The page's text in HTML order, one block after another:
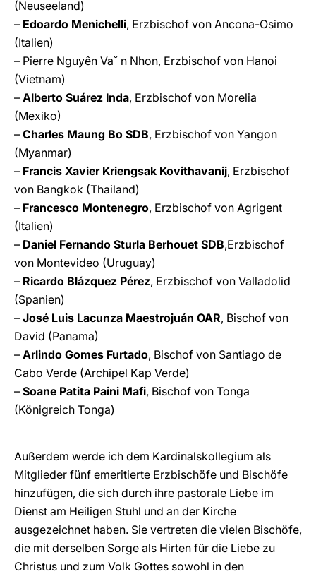
(Neuseeland)
– Edoardo Menichelli, Erzbischof von Ancona-Osimo
(Italien)
– Pierre Nguyên Va˘ n Nhon, Erzbischof von Hanoi
(Vietnam)
– Alberto Suárez Inda, Erzbischof von Morelia
(Mexiko)
– Charles Maung Bo SDB, Erzbischof von Yangon
(Myanmar)
– Francis Xavier Kriengsak Kovithavanij, Erzbischof
von Bangkok (Thailand)
– Francesco Montenegro, Erzbischof von Agrigent
(Italien)
– Daniel Fernando Sturla Berhouet SDB,Erzbischof
von Montevideo (Uruguay)
– Ricardo Blázquez Pérez, Erzbischof von Valladolid
(Spanien)
– José Luis Lacunza Maestrojuán OAR, Bischof von
David (Panama)
– Arlindo Gomes Furtado, Bischof von Santiago de
Cabo Verde (Archipel Kap Verde)
– Soane Patita Paini Mafi, Bischof von Tonga
(Königreich Tonga)
Außerdem werde ich dem Kardinalskollegium als
Mitglieder fünf emeritierte Erzbischöfe und Bischöfe
hinzufügen, die sich durch ihre pastorale Liebe im
Dienst am Heiligen Stuhl und an der Kirche
ausgezeichnet haben. Sie vertreten die vielen Bischöfe,
die mit derselben Sorge als Hirten für die Liebe zu
Christus und zum Volk Gottes sowohl in den